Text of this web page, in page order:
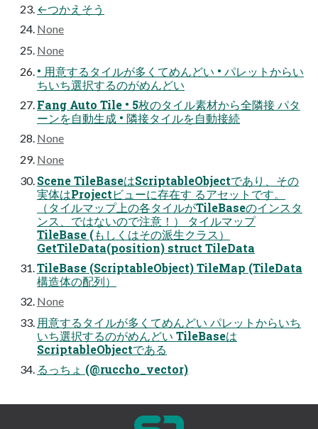
←つかえそう
None
None
• 用意するタイルが多くてめんどい • パレットからい
ちいち選択するのがめんどい
Fang Auto Tile • 5枚のタイル素材から全隣接 パタ
ーンを自動生成 • 隣接タイルを自動接続
None
None
Scene TileBaseはScriptableObjectであり、その
実体はProjectビューに存在す るアセットです。
（タイルマップ上の各タイルがTileBaseのインスタ
ンス、ではないので注意！） タイルマップ
TileBase (もしくはその派生クラス）
GetTileData(position) struct TileData
TileBase (ScriptableObject) TileMap (TileData
構造体の配列）
None
用意するタイルが多くてめんどい パレットからいち
いち選択するのがめんどい TileBaseは
ScriptableObjectである
るっちょ (@ruccho_vector)